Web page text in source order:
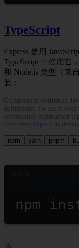
TypeScript
Express 是用
TypeScript 中使用它
和 Node.js 类型（来自
装：
🌐 Express is written in
definitions. To use it with
community-maintained
DefinitelyTyped ) as
npm yarn pnpm
npm